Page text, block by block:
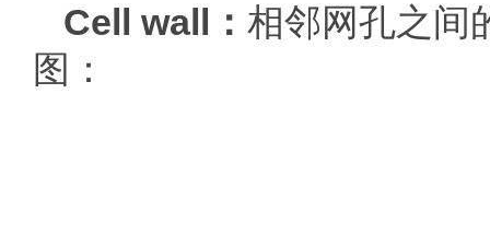
Cell wall： 相邻网孔之间
图：